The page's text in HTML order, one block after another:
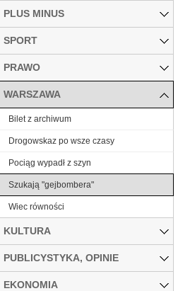
PLUS MINUS
SPORT
PRAWO
WARSZAWA
Bilet z archiwum
Drogowskaz po wsze czasy
Pociąg wypadł z szyn
Szukają "gejbombera"
Wiec równości
KULTURA
PUBLICYSTYKA, OPINIE
EKONOMIA